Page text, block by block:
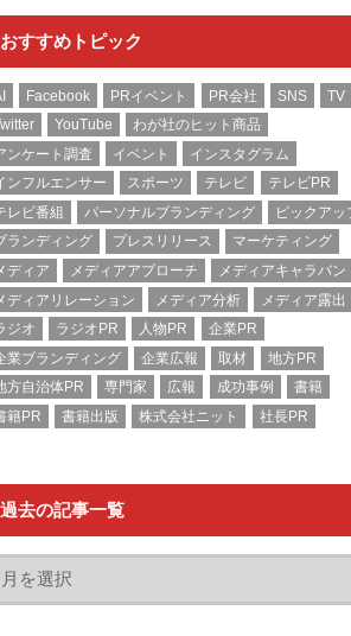
おすすめトピック
Facebook PRイベント PR会社 SNS
TV
YouTube
わが社のヒット商品
ンケート調査
イベント
インスタグラム
ンフルエンサー
スポーツ テレビ
テレビPR
レビ番組
パーソナルブランディング
ピックアッ
ランディング
プレスリリース
マーケティング
ディア
メディアアプローチ
メディアキャラバン
ディアリレーション
メディア分析
メディア露出
ジオ
ラジオPR 人物PR
企業PR
業ブランディング
企業広報 取材
地方PR
方自治体PR
専門家 広報 成功事例
書籍
籍PR
書籍出版 株式会社ニット 社長PR
過去の記事一覧